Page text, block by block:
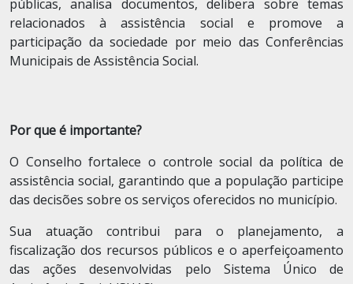
públicas, analisa documentos, delibera sobre temas
relacionados à assistência social e promove a
participação da sociedade por meio das Conferências
Municipais de Assistência Social.
Por que é importante?
O Conselho fortalece o controle social da política de
assistência social, garantindo que a população participe
das decisões sobre os serviços oferecidos no município.
Sua atuação contribui para o planejamento, a
fiscalização dos recursos públicos e o aperfeiçoamento
das ações desenvolvidas pelo Sistema Único de